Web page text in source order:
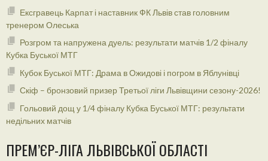
Ексгравець Карпат і наставник ФК Львів став головним
тренером Олеська
Розгром та напружена дуель: результати матчів 1/2 фіналу
Кубка Буської МТГ
Кубок Буської МТГ: Драма в Ожидові і погром в Яблунівці
Скіф – бронзовий призер Третьої ліги Львівщини сезону-2026!
Гольовий дощ у 1/4 фіналу Кубка Буської МТГ: результати
недільних матчів
ПРЕМ’ЄР-ЛІГА ЛЬВІВСЬКОЇ ОБЛАСТІ